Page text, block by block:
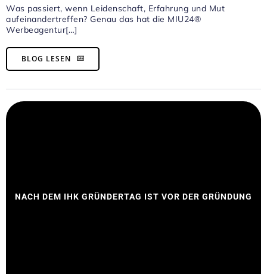
Was passiert, wenn Leidenschaft, Erfahrung und Mut
aufeinandertreffen? Genau das hat die MIU24®
Werbeagentur[…]
BLOG LESEN
NACH DEM IHK GRÜNDERTAG IST VOR DER GRÜNDUNG